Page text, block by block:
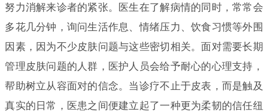
努力消解来诊者的紧张。医生在了解病情的同时，常常会
多花几分钟，询问生活作息、情绪压力、饮食习惯等外围
因素，因为不少皮肤问题与这些密切相关。面对需要长期
管理皮肤问题的人群，医护人员会给予耐心的心理支持，
帮助树立从容面对的信念。当诊疗不止于皮表，而是触及
真实的日常，医患之间便建立起了一种更为柔韧的信任纽